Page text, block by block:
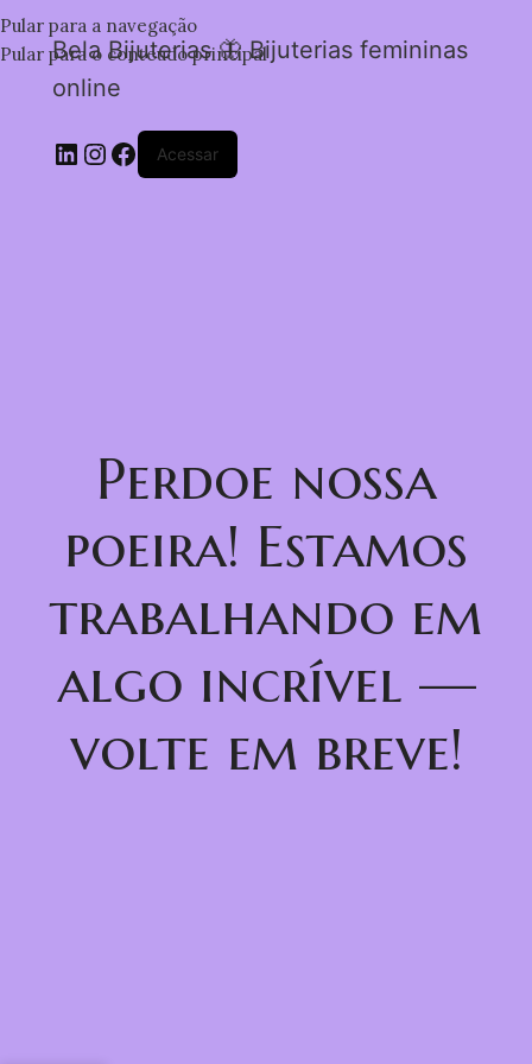
Pular para a navegação
Pular para o conteúdo principal
Bela Bijuterias 🦋 Bijuterias femininas
online
Acessar
Perdoe nossa
poeira! Estamos
trabalhando em
algo incrível —
volte em breve!